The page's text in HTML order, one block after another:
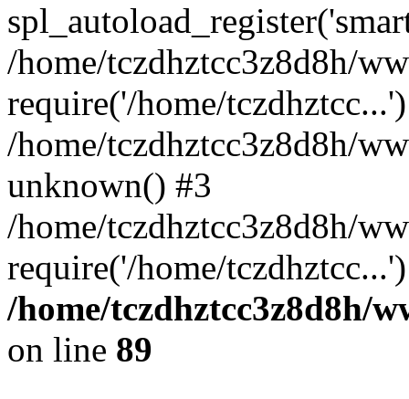
/home/tczdhztcc3z8d8h/
require('/home/
/home/tczdhztcc3z8d8h/
unknown() #3
/home/tczdhztcc3z8d8h/
require('/home/
/home/tczdhztcc3z8d8h/
on line 89